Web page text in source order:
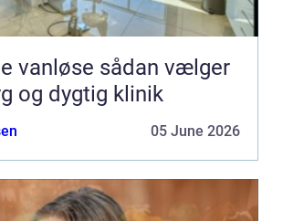
sådan vælger
og dygtig klinik
05 June 2026